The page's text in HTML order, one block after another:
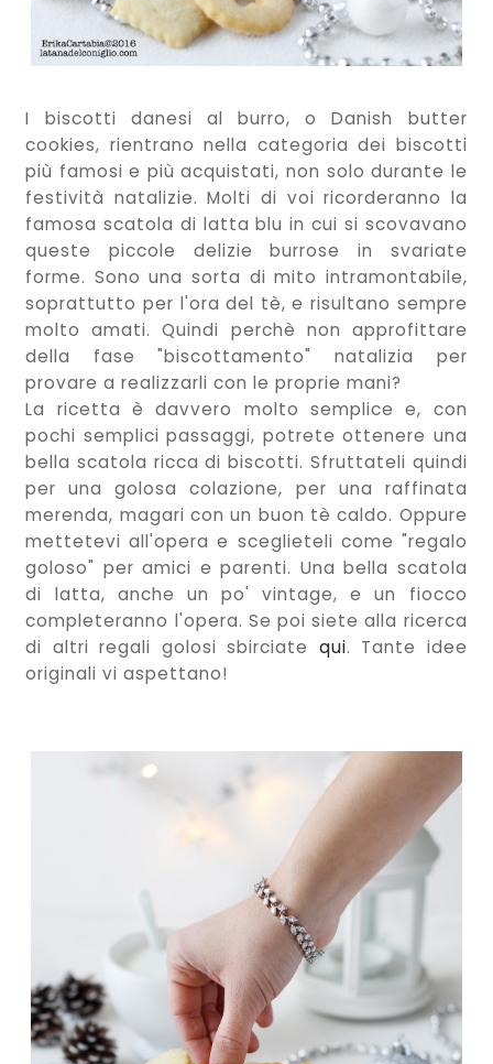
I biscotti danesi al burro, o Danish butter
cookies, rientrano nella categoria dei biscotti
più famosi e più acquistati, non solo durante le
festività natalizie. Molti di voi ricorderanno la
famosa scatola di latta blu in cui si scovavano
queste piccole delizie burrose in svariate
forme. Sono una sorta di mito intramontabile,
soprattutto per l'ora del tè, e risultano sempre
molto amati. Quindi perchè non approfittare
della fase "biscottamento" natalizia per
provare a realizzarli con le proprie mani?
La ricetta è davvero molto semplice e, con
pochi semplici passaggi, potrete ottenere una
bella scatola ricca di biscotti. Sfruttateli quindi
per una golosa colazione, per una raffinata
merenda, magari con un buon tè caldo. Oppure
mettetevi all'opera e sceglieteli come "regalo
goloso" per amici e parenti. Una bella scatola
di latta, anche un po' vintage, e un fiocco
completeranno l'opera. Se poi siete alla ricerca
di altri regali golosi sbirciate qui. Tante idee
originali vi aspettano!